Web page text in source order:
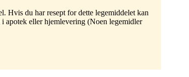
Hvis du har resept for dette legemiddelet kan
apotek eller hjemlevering (Noen legemidler